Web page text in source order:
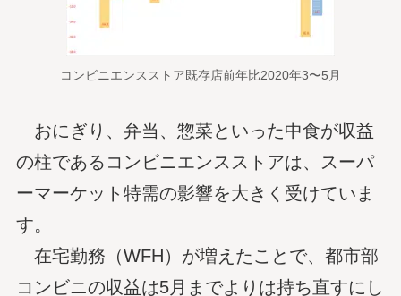
コンビニエンスストア既存店前年比2020年3〜5月
おにぎり、弁当、惣菜といった中食が収益
の柱であるコンビニエンスストアは、スーパ
ーマーケット特需の影響を大きく受けていま
す。
在宅勤務（WFH）が増えたことで、都市部
コンビニの収益は5月までよりは持ち直すにし